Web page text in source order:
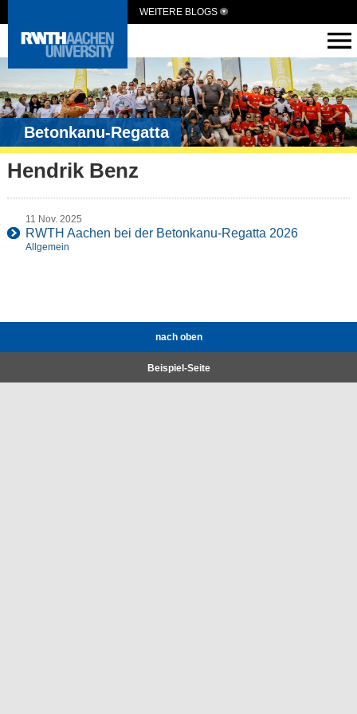
WEITERE BLOGS
Betonkanu-Regatta
Hendrik Benz
11 Nov. 2025
RWTH Aachen bei der Betonkanu-Regatta 2026
Allgemein
nach oben
Beispiel-Seite